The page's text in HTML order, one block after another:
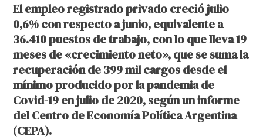
El empleo registrado privado creció julio
0,6% con respecto a junio, equivalente a
36.410 puestos de trabajo, con lo que lleva 19
meses de «crecimiento neto», que se suma la
recuperación de 399 mil cargos desde el
mínimo producido por la pandemia de
Covid-19 en julio de 2020, según un informe
del Centro de Economía Política Argentina
(CEPA).